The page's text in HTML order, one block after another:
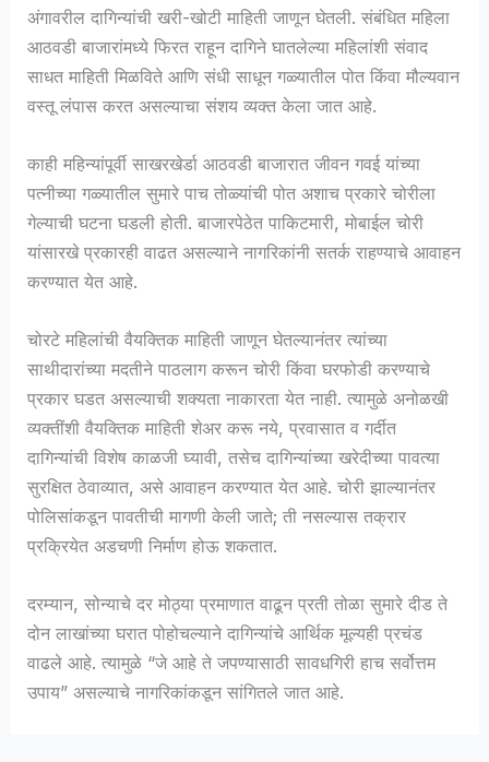
अंगावरील दागिन्यांची खरी-खोटी माहिती जाणून घेतली. संबंधित महिला
आठवडी बाजारांमध्ये फिरत राहून दागिने घातलेल्या महिलांशी संवाद
साधत माहिती मिळविते आणि संधी साधून गळ्यातील पोत किंवा मौल्यवान
वस्तू लंपास करत असल्याचा संशय व्यक्त केला जात आहे.
काही महिन्यांपूर्वी साखरखेर्डा आठवडी बाजारात जीवन गवई यांच्या
पत्नीच्या गळ्यातील सुमारे पाच तोळ्यांची पोत अशाच प्रकारे चोरीला
गेल्याची घटना घडली होती. बाजारपेठेत पाकिटमारी, मोबाईल चोरी
यांसारखे प्रकारही वाढत असल्याने नागरिकांनी सतर्क राहण्याचे आवाहन
करण्यात येत आहे.
चोरटे महिलांची वैयक्तिक माहिती जाणून घेतल्यानंतर त्यांच्या
साथीदारांच्या मदतीने पाठलाग करून चोरी किंवा घरफोडी करण्याचे
प्रकार घडत असल्याची शक्यता नाकारता येत नाही. त्यामुळे अनोळखी
व्यक्तींशी वैयक्तिक माहिती शेअर करू नये, प्रवासात व गर्दीत
दागिन्यांची विशेष काळजी घ्यावी, तसेच दागिन्यांच्या खरेदीच्या पावत्या
सुरक्षित ठेवाव्यात, असे आवाहन करण्यात येत आहे. चोरी झाल्यानंतर
पोलिसांकडून पावतीची मागणी केली जाते; ती नसल्यास तक्रार
प्रक्रियेत अडचणी निर्माण होऊ शकतात.
दरम्यान, सोन्याचे दर मोठ्या प्रमाणात वाढून प्रती तोळा सुमारे दीड ते
दोन लाखांच्या घरात पोहोचल्याने दागिन्यांचे आर्थिक मूल्यही प्रचंड
वाढले आहे. त्यामुळे “जे आहे ते जपण्यासाठी सावधगिरी हाच सर्वोत्तम
उपाय” असल्याचे नागरिकांकडून सांगितले जात आहे.